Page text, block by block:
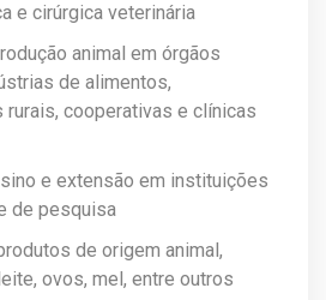
e cirúrgica veterinária
animal em órgãos
de alimentos,
rurais, cooperativas e clínicas
e extensão em instituições
de pesquisa
de origem animal,
ovos, mel, entre outros